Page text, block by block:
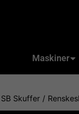
Maskiner
SB Skuffer/